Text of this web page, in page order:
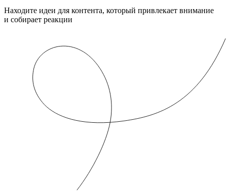
Находите идеи для контента, который привлекает внимание
и собирает реакции